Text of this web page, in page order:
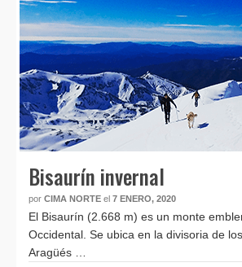
Bisaurín invernal
por CIMA NORTE el 7 ENERO, 2020
El Bisaurín (2.668 m) es un monte
Occidental. Se ubica en la divisoria de
Aragüés …